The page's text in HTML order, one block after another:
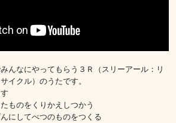
んなにやってもらう３Ｒ（スリーアール：リ
イクル）のうたです。
ものをくりかえしつかう
にしてべつのものをつくる